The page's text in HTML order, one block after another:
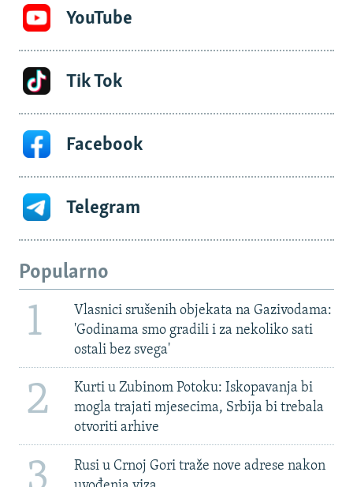
YouTube
Tik Tok
Facebook
Telegram
Popularno
1
Vlasnici srušenih objekata na Gazivodama:
'Godinama smo gradili i za nekoliko sati
ostali bez svega'
2
Kurti u Zubinom Potoku: Iskopavanja bi
mogla trajati mjesecima, Srbija bi trebala
otvoriti arhive
Rusi u Crnoj Gori traže nove adrese nakon